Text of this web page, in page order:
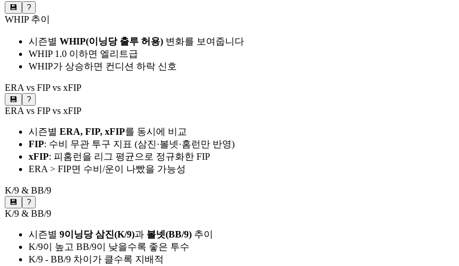
💾 ?
WHIP 추이
시즌별 WHIP(이닝당 출루 허용) 변화를 보여줍니다
WHIP 1.0 이하면 엘리트급
WHIP가 상승하면 컨디션 하락 신호
ERA vs FIP vs xFIP
💾 ?
ERA vs FIP vs xFIP
시즌별 ERA, FIP, xFIP를 동시에 비교
FIP: 수비 무관 투구 지표 (삼진·볼넷·홈런만 반영)
xFIP: 피홈런을 리그 평균으로 정규화한 FIP
ERA > FIP면 수비/운이 나빴을 가능성
K/9 & BB/9
💾 ?
K/9 & BB/9
시즌별 9이닝당 삼진(K/9)과 볼넷(BB/9) 추이
K/9이 높고 BB/9이 낮을수록 좋은 투수
K/9 - BB/9 차이가 클수록 지배적